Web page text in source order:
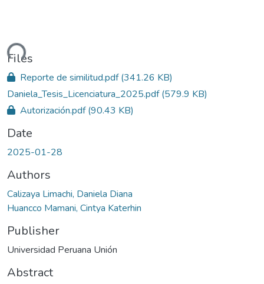
Files
Reporte de similitud.pdf(341.26 KB)
Daniela_Tesis_Licenciatura_2025.pdf(579.9 KB)
Autorización.pdf(90.43 KB)
Date
2025-01-28
Authors
Calizaya Limachi, Daniela Diana
Huancco Mamani, Cintya Katerhin
Publisher
Universidad Peruana Unión
Abstract